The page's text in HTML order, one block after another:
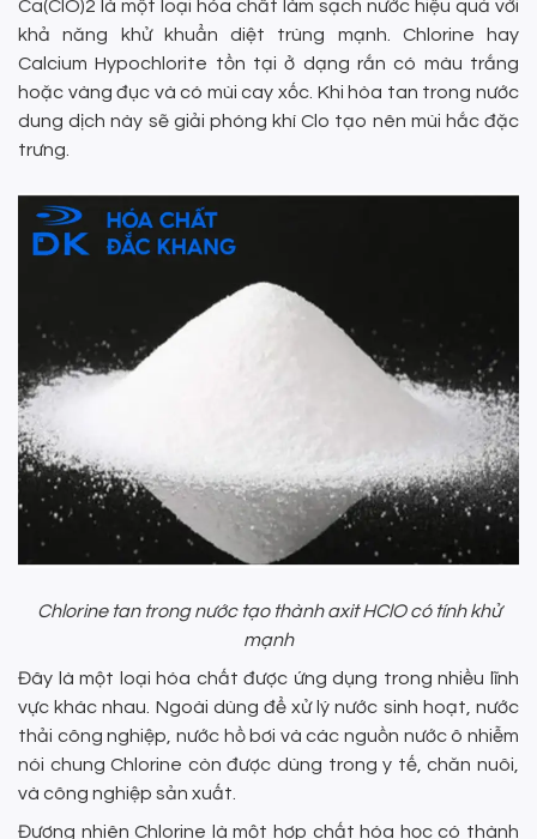
Ca(ClO)2 là một loại hóa chất làm sạch nước hiệu quả với
khả năng khử khuẩn diệt trùng mạnh. Chlorine hay
Calcium Hypochlorite tồn tại ở dạng rắn có màu trắng
hoặc vàng đục và có mùi cay xốc. Khi hòa tan trong nước
dung dịch này sẽ giải phóng khí Clo tạo nên mùi hắc đặc
trưng.
Chlorine tan trong nước tạo thành axit HClO có tính khử
mạnh
Đây là một loại hóa chất được ứng dụng trong nhiều lĩnh
vực khác nhau. Ngoài dùng để xử lý nước sinh hoạt, nước
thải công nghiệp, nước hồ bơi và các nguồn nước ô nhiễm
nói chung Chlorine còn được dùng trong y tế, chăn nuôi,
và công nghiệp sản xuất.
Đương nhiên Chlorine là một hợp chất hóa học có thành